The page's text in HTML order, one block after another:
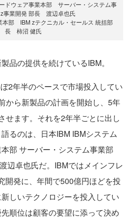
ドウェア事業本部 サーバー・システム事
業開発 部長 渡辺卓也氏
本部 IBM zテクニカル・セールス 統括部
長 柿沼 健氏
品の提供を続けているIBM。
2年半のペースで市場投入してい
から新製品の計画を開始し、5年
せます。それを2年半ごとに出し
るのは、日本IBM IBMシステム
部 サーバー・システム事業部
辺卓也氏だ。IBMではメインフレ
開発に、年間で500億円ほどを投
しいテクノロジーを投入してい
順位は顧客の要望に添って決め